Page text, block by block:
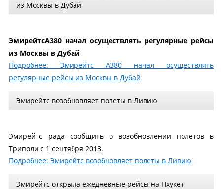
из Москвы в Дубай
ЭмирейтсA380 начал осуществлять регулярные рейсы
из Москвы в Дубай
Подробнее: Эмирейтс A380 начал осуществлять
регулярные рейсы из Москвы в Дубай
Эмирейтс возобновляет полеты в Ливию
Эмирейтс рада сообщить о возобновлении полетов в
Триполи с 1 сентября 2013.
Подробнее: Эмирейтс возобновляет полеты в Ливию
Эмирейтс открыла ежедневные рейсы на Пхукет